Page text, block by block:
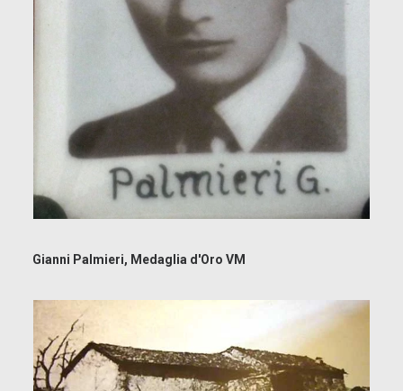
Gianni Palmieri, Medaglia d'Oro VM